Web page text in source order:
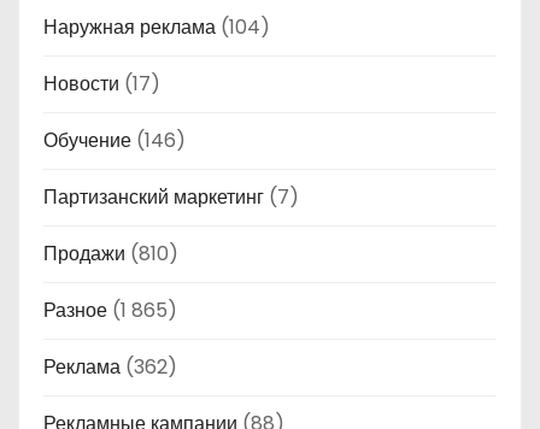
Наружная реклама (104)
Новости (17)
Обучение (146)
Партизанский маркетинг (7)
Продажи (810)
Разное (1 865)
Реклама (362)